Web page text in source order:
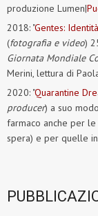
produzione Lumen|
2018: "Gentes:
(fotografia e video)
Giornata Mondiale
Merini, lettura di
2020: "Quarantine
producer) a suo
farmaco anche per
spera) e per quelle